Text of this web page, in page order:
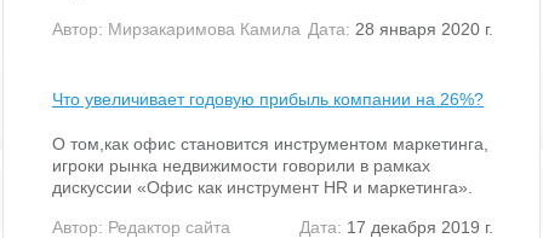
Автор: Мирзакаримова Камила Дата: 28 января 2020 г.
Что увеличивает годовую прибыль компании на 26%?
О том,как офис становится инструментом маркетинга,
игроки рынка недвижимости говорили в рамках
дискуссии «Офис как инструмент HR и маркетинга».
Автор: Редактор сайта Дата: 17 декабря 2019 г.